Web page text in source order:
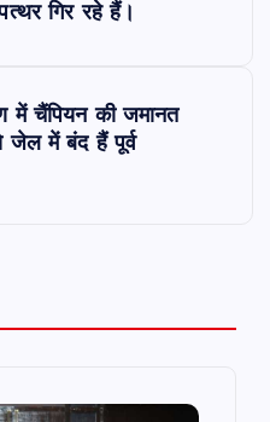
गिर रहे हैं।
में चैंपियन की जमानत
जेल में बंद हैं पूर्व